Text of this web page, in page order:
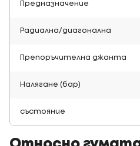
Предназначение
Радиална/диагонална
Препоръчителна джанта
Налягане (бар)
състояние